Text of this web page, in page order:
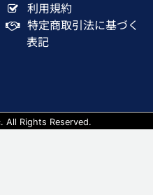
利用規約
特定商取引法に基づく
表記
All Rights Reserved.